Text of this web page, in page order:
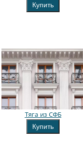
Купить
Тяга из СФБ
Купить